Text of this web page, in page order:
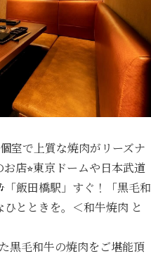
室で上質な焼肉がリーズナ
店⭐︎東京ドームや日本武道
飯田橋駅」すぐ！「黒毛和
とときを。＜和牛焼肉 と
黒毛和牛の焼肉をご堪能頂